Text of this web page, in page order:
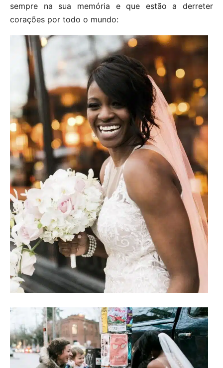
sempre na sua memória e que estão a derreter
corações por todo o mundo: